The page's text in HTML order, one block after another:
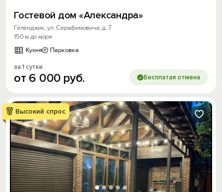
Гостевой дом «Александра»
Геленджик, ул. Серафимовича, д. 7
150 м до моря
Кухня
Парковка
за 1 сутки
от 6 000 руб. Бесплатая отмена
Высокий спрос